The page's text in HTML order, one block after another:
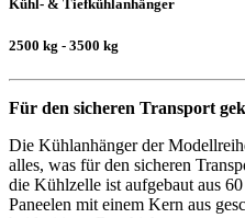
Kühl- & Tiefkühlanhänger
2500 kg - 3500 kg
Für den sicheren Transport
Die Kühlanhänger der
alles, was für den sicheren
die Kühlzelle ist aufgebaut aus
Paneelen mit einem Kern aus